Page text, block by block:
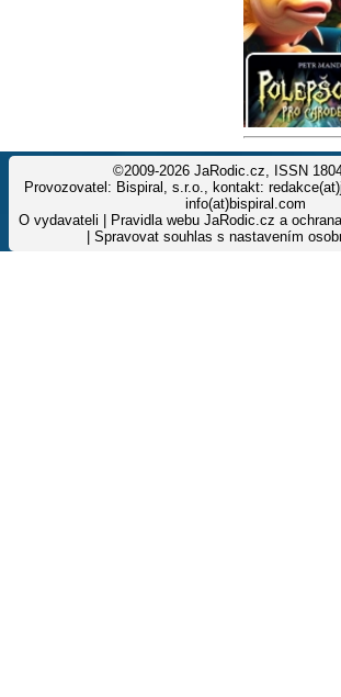
©2009-2026 JaRodic.cz, ISSN
Provozovatel: Bispiral, s.r.o., kontakt:
info(at)bispiral.com
O vydavateli
Pravidla webu JaRodic.cz a
Spravovat souhlas s nastavením